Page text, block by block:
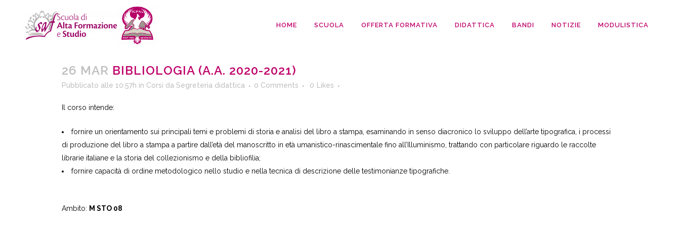
HOME SCUOLA OFFERTA FORMATIVA DIDATTICA BANDI NOTIZIE MODULISTICA
26 MAR BIBLIOLOGIA (A.A. 2020-2021)
Pubblicato alle 10:57h in Corsi da Segreteria didattica 0 Comments 0 Likes
Il corso intende:
fornire un orientamento sui principali temi e problemi di storia e analisi del libro a stampa, esaminando in senso diacronico lo sviluppo dell’arte tipografica, i processi
di produzione del libro a stampa a partire dall’età del manoscritto in età umanistico-rinascimentale fino all’Illuminismo, trattando con particolare riguardo le raccolte
librarie italiane e la storia del collezionismo e della bibliofilia;
fornire capacità di ordine metodologico nello studio e nella tecnica di descrizione delle testimonianze tipografiche.
Ambito: M STO 08